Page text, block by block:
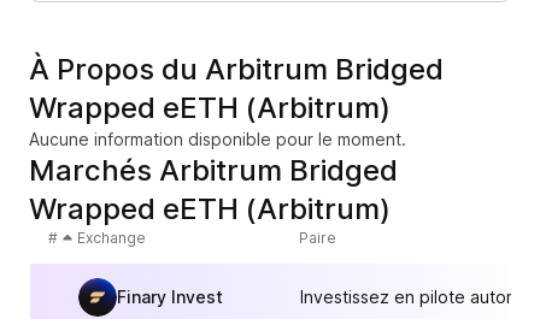
À Propos du Arbitrum Bridged
Wrapped eETH (Arbitrum)
Aucune information disponible pour le moment.
Marchés Arbitrum Bridged
Wrapped eETH (Arbitrum)
# Exchange Paire
Finary Invest Investissez en pilote